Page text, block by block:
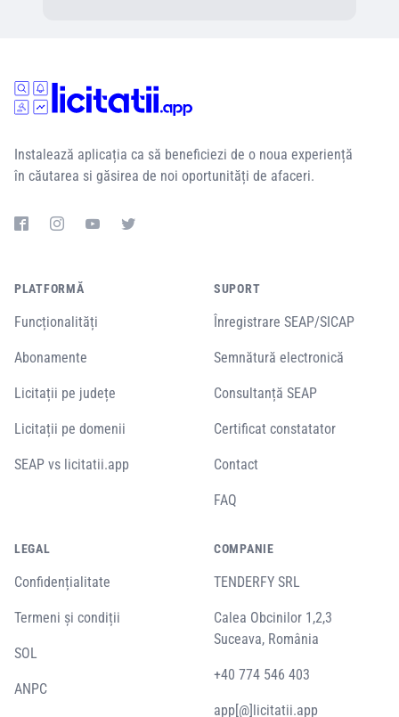
Instalează aplicația ca să beneficiezi de o noua experiență
în căutarea si găsirea de noi oportunități de afaceri.
PLATFORMĂ
Funcționalități
Abonamente
Licitații pe județe
Licitații pe domenii
SEAP vs licitatii.app
SUPORT
Înregistrare SEAP/SICAP
Semnătură electronică
Consultanță SEAP
Certificat constatator
Contact
FAQ
LEGAL
Confidențialitate
Termeni și condiții
SOL
ANPC
COMPANIE
TENDERFY SRL
Calea Obcinilor 1,2,3
Suceava, România
+40 774 546 403
app[@]licitatii.app